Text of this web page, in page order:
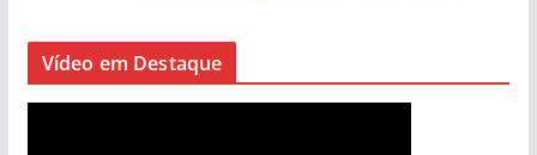
Vídeo em Destaque